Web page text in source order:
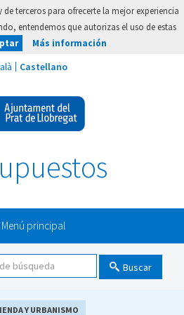
terceros para ofrecerte la mejor experiencia
entendemos que autorizas el uso de estas
Más información
Menú principal
Buscar
Y URBANISMO